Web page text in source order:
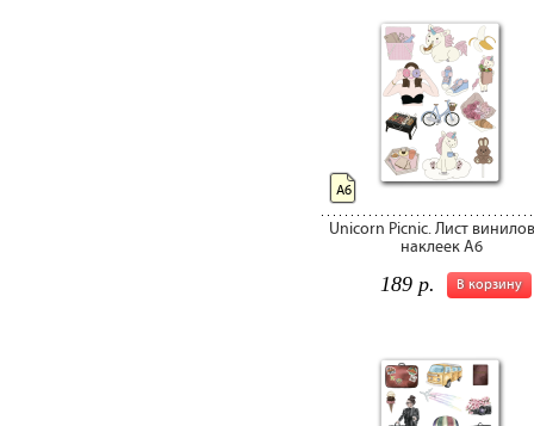
Unicorn Picnic. Лист
наклеек А6
В корзину
189 р.
А6